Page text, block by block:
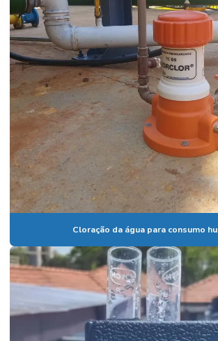
Cloração da água para consumo